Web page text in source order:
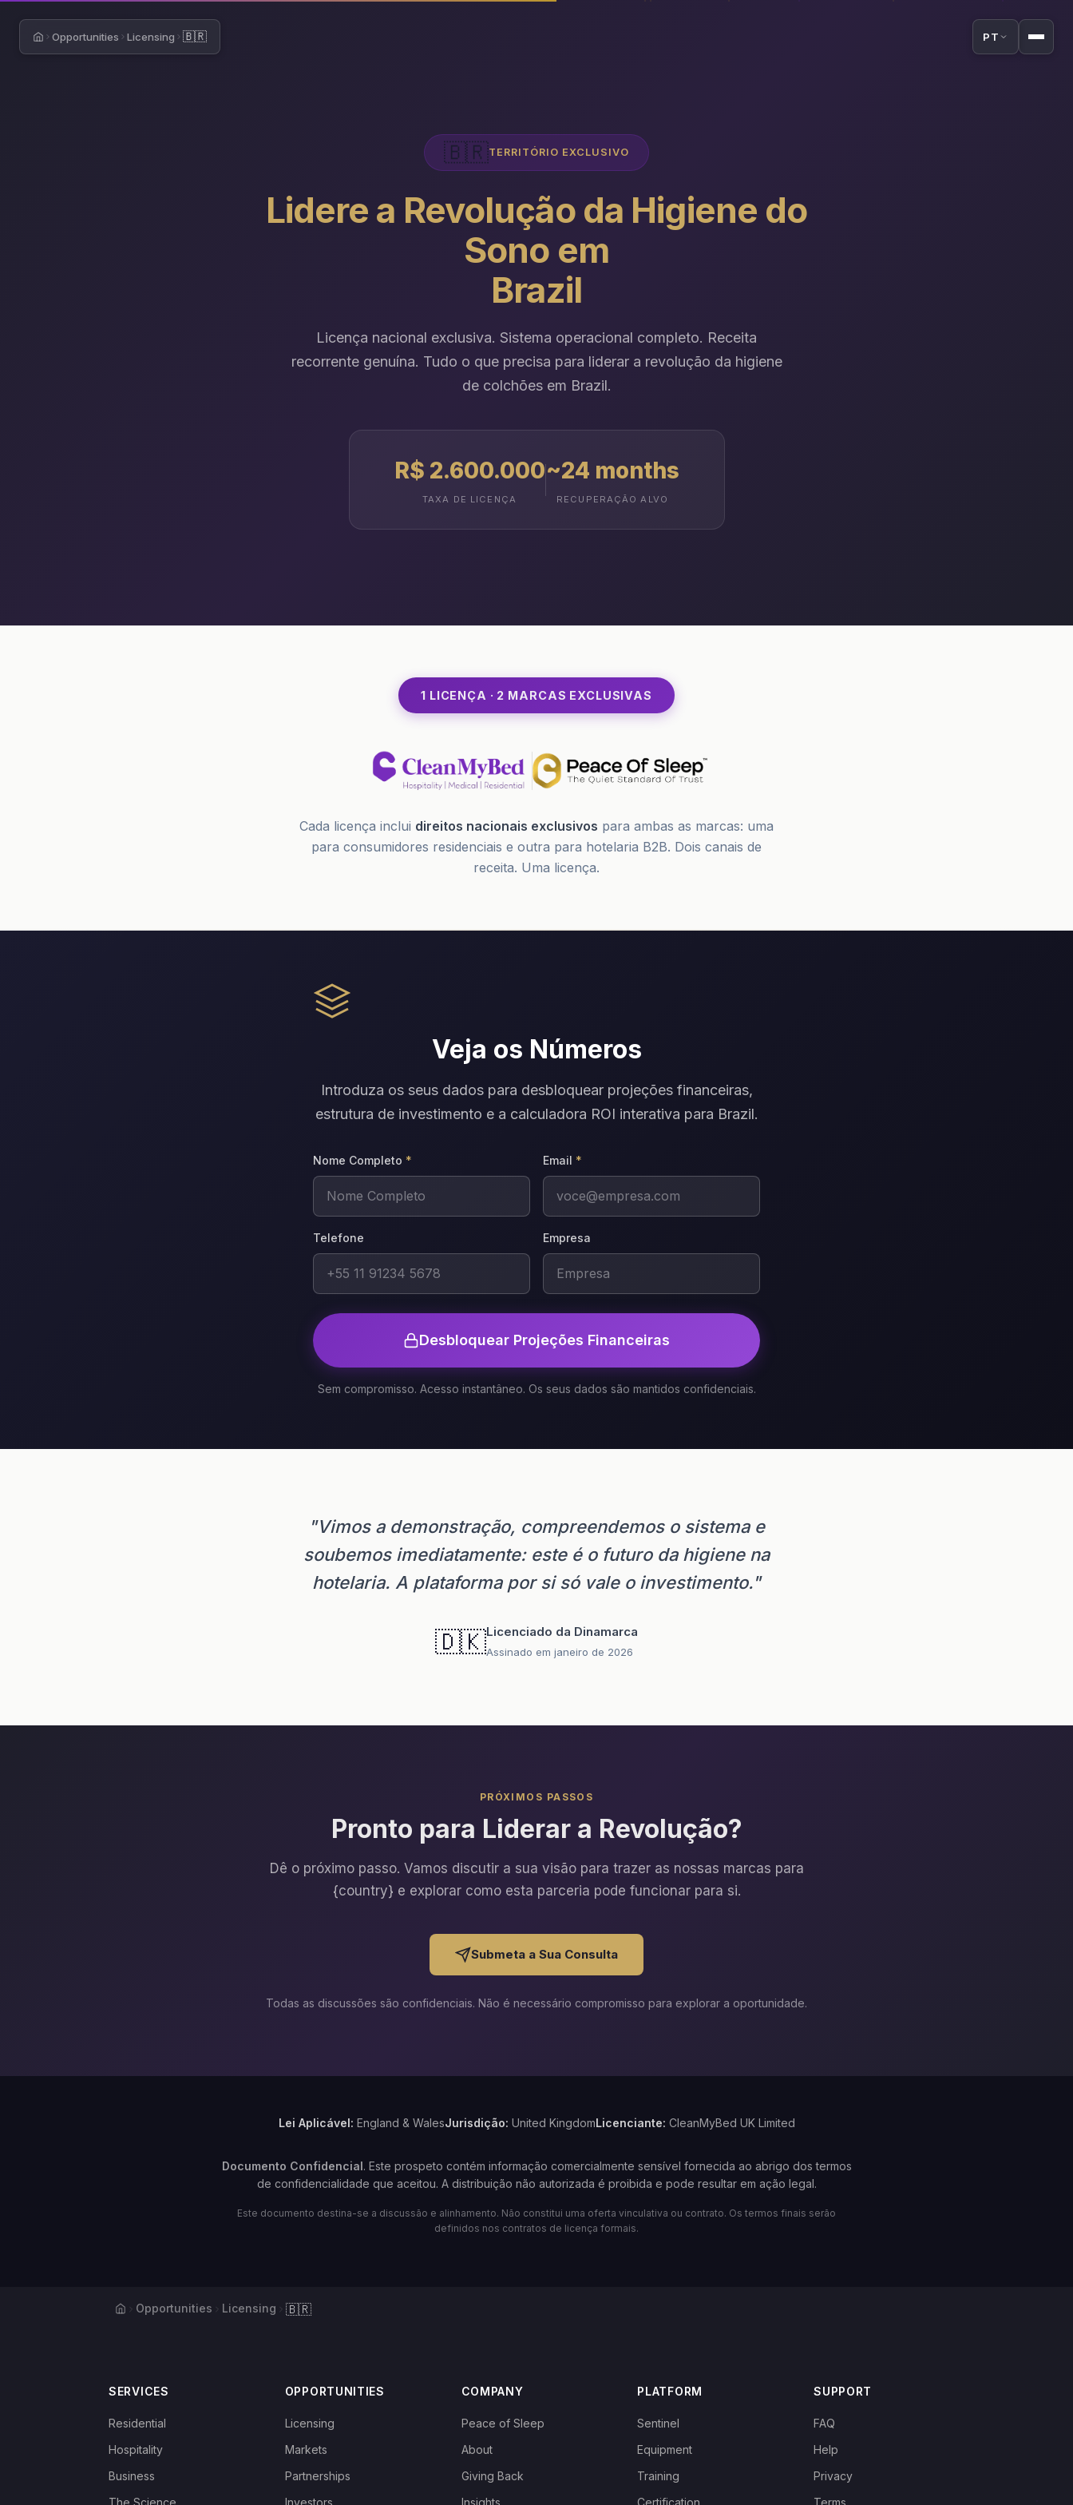
Home
Opportunities Licensing 🇧🇷 PT
🇧🇷TERRITÓRIO EXCLUSIVO
Lidere a Revolução da Higiene do
Sono em
Brazil
Licença nacional exclusiva. Sistema operacional completo. Receita
recorrente genuína. Tudo o que precisa para liderar a revolução da higiene
de colchões em Brazil.
R$ 2.600.000
TAXA DE LICENÇA
~24 months
RECUPERAÇÃO ALVO
1 LICENÇA · 2 MARCAS EXCLUSIVAS
Cada licença inclui direitos nacionais exclusivos para ambas as marcas: uma
para consumidores residenciais e outra para hotelaria B2B. Dois canais de
receita. Uma licença.
Veja os Números
Introduza os seus dados para desbloquear projeções financeiras,
estrutura de investimento e a calculadora ROI interativa para Brazil.
Nome Completo * Email *
Telefone Empresa
Desbloquear Projeções Financeiras
Sem compromisso. Acesso instantâneo. Os seus dados são mantidos confidenciais.
"Vimos a demonstração, compreendemos o sistema e
soubemos imediatamente: este é o futuro da higiene na
hotelaria. A plataforma por si só vale o investimento."
🇩🇰Licenciado da Dinamarca
Assinado em janeiro de 2026
PRÓXIMOS PASSOS
Pronto para Liderar a Revolução?
Dê o próximo passo. Vamos discutir a sua visão para trazer as nossas marcas para
{country} e explorar como esta parceria pode funcionar para si.
Submeta a Sua Consulta
Todas as discussões são confidenciais. Não é necessário compromisso para explorar a oportunidade.
Lei Aplicável: England & WalesJurisdição: United KingdomLicenciante: CleanMyBed UK Limited
Documento Confidencial. Este prospeto contém informação comercialmente sensível fornecida ao abrigo dos termos
de confidencialidade que aceitou. A distribuição não autorizada é proibida e pode resultar em ação legal.
Este documento destina-se a discussão e alinhamento. Não constitui uma oferta vinculativa ou contrato. Os termos finais serão
definidos nos contratos de licença formais.
HomeOpportunities Licensing 🇧🇷
SERVICES
Residential
Hospitality
Business
The Science
OPPORTUNITIES
Licensing
Markets
Partnerships
Investors
COMPANY
Peace of Sleep
About
Giving Back
Insights
PLATFORM
Sentinel
Equipment
Training
Certification
SUPPORT
FAQ
Help
Privacy
Terms